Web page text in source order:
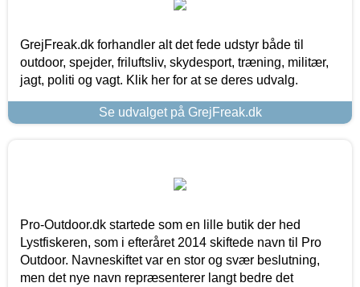
GrejFreak.dk forhandler alt det fede udstyr både til
outdoor, spejder, friluftsliv, skydesport, træning, militær,
jagt, politi og vagt. Klik her for at se deres udvalg.
Se udvalget på GrejFreak.dk
Pro-Outdoor.dk startede som en lille butik der hed
Lystfiskeren, som i efteråret 2014 skiftede navn til Pro
Outdoor. Navneskiftet var en stor og svær beslutning,
men det nye navn repræsenterer langt bedre det